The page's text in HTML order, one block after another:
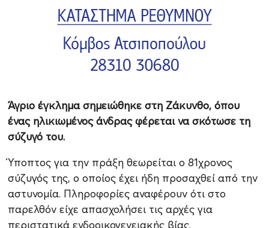
Άγριο έγκλημα σημειώθηκε στη Ζάκυνθο, όπου
ένας ηλικιωμένος άνδρας φέρεται να σκότωσε τη
σύζυγό του.
Ύποπτος για την πράξη θεωρείται ο 81χρονος
σύζυγός της, ο οποίος έχει ήδη προσαχθεί από την
αστυνομία. Πληροφορίες αναφέρουν ότι στο
παρελθόν είχε απασχολήσει τις αρχές για
περιστατικά ενδοοικογενειακής βίας.